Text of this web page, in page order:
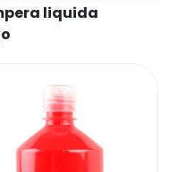
liquida